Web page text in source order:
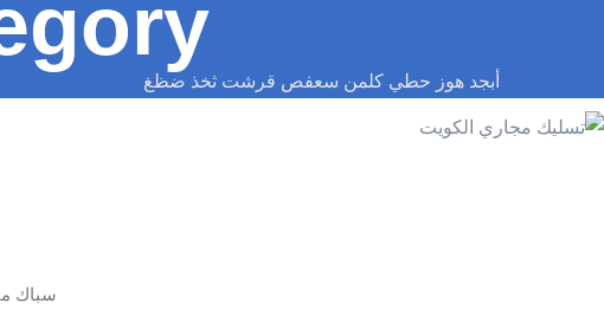
أبجد هوز حطي كلمن سعفص قرشت ثخذ ضظغ
سباك